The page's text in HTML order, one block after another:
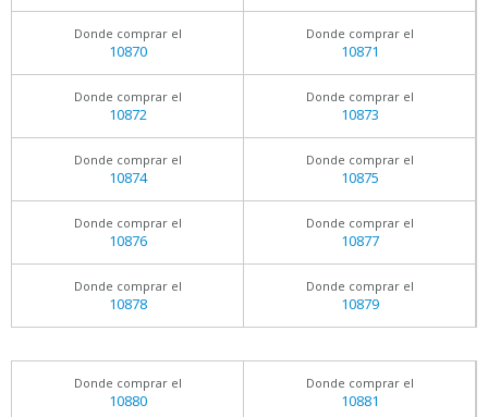
Donde comprar el
10870
Donde comprar el
10871
Donde comprar el
10872
Donde comprar el
10873
Donde comprar el
10874
Donde comprar el
10875
Donde comprar el
10876
Donde comprar el
10877
Donde comprar el
10878
Donde comprar el
10879
Donde comprar el
10880
Donde comprar el
10881